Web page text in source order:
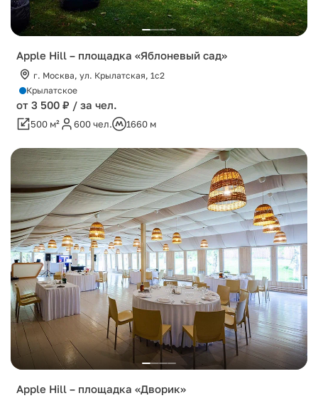
Apple Hill – площадка «Яблоневый сад»
г. Москва, ул. Крылатская, 1с2
Крылатское
от 3 500 ₽ / за чел.
500 м² 600 чел. 1660 м
Apple Hill – площадка «Дворик»